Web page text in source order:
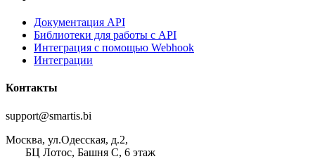
Документация API
Библиотеки для работы с API
Интеграция с помощью Webhook
Интеграции
Контакты
support@smartis.bi
Москва, ул.Одесская, д.2,
БЦ Лотос, Башня С, 6 этаж